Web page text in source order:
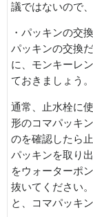
議ではないので
・パッキンの交
パッキンの交換
に、モンキーレ
ておきましょう。
通常、止水栓に
形のコマパッキ
のを確認したら
パッキンを取り
をウォーターポ
抜いてください
と、コマパッキ